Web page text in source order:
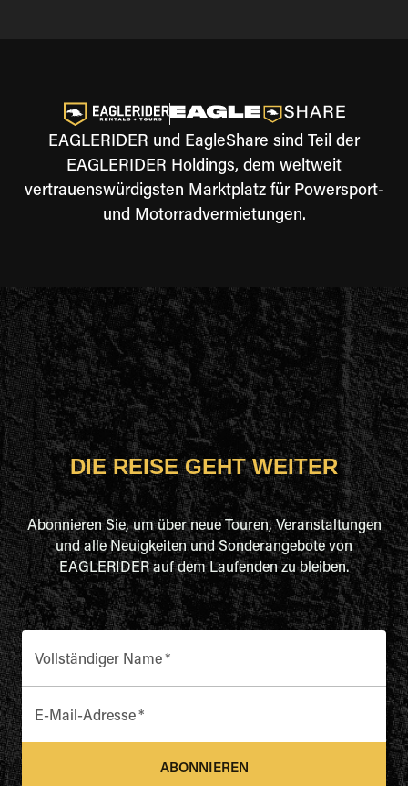
EAGLERIDER und EagleShare sind Teil der
EAGLERIDER Holdings, dem weltweit
vertrauenswürdigsten Marktplatz für Powersport-
und Motorradvermietungen.
DIE REISE GEHT WEITER
Abonnieren Sie, um über neue Touren, Veranstaltungen
und alle Neuigkeiten und Sonderangebote von
EAGLERIDER auf dem Laufenden zu bleiben.
Vollständiger Name*
E-Mail-Adresse*
ABONNIEREN